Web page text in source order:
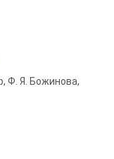
Ф. Я. Божинова,